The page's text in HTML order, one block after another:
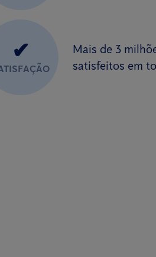
✔
Mais de 3
satisfeitos em